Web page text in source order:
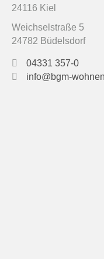
24116 Kiel
Weichselstraße 5
24782 Büdelsdorf
04331 357-0
info@bgm-